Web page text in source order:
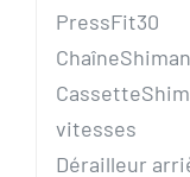
PressFit30
Chaîne
Cassette
vitesses
Dérailleur